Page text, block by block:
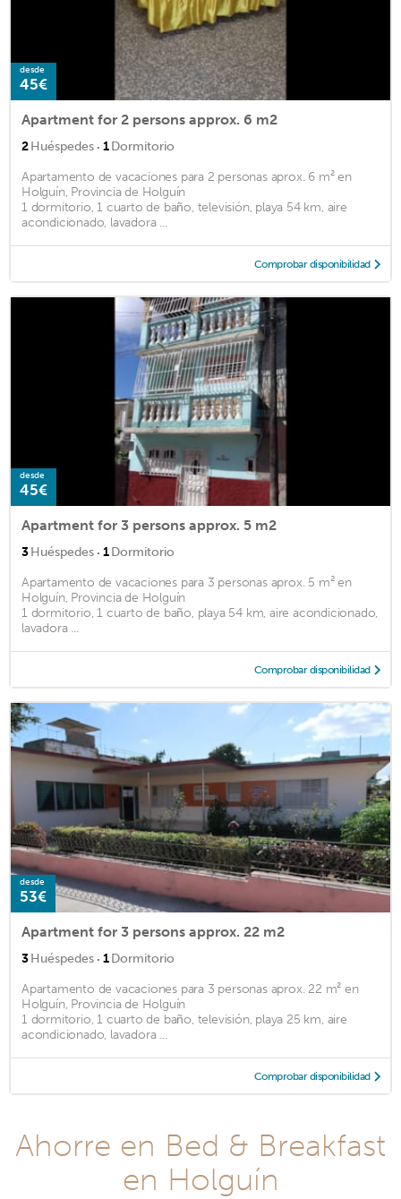
desde
45€
Apartment for 2 persons approx. 6 m2
2Huéspedes · 1Dormitorio
Apartamento de vacaciones para 2 personas aprox. 6 m² en
Holguín, Provincia de Holguín
1 dormitorio, 1 cuarto de baño, televisión, playa 54 km, aire
acondicionado, lavadora ...
Comprobar disponibilidad
desde
45€
Apartment for 3 persons approx. 5 m2
3Huéspedes · 1Dormitorio
Apartamento de vacaciones para 3 personas aprox. 5 m² en
Holguín, Provincia de Holguín
1 dormitorio, 1 cuarto de baño, playa 54 km, aire acondicionado,
lavadora ...
Comprobar disponibilidad
desde
53€
Apartment for 3 persons approx. 22 m2
3Huéspedes · 1Dormitorio
Apartamento de vacaciones para 3 personas aprox. 22 m² en
Holguín, Provincia de Holguín
1 dormitorio, 1 cuarto de baño, televisión, playa 25 km, aire
acondicionado, lavadora ...
Comprobar disponibilidad
Ahorre en Bed & Breakfast
en Holguín